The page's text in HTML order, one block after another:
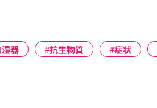
当初は、療養中の山下さんを激励す
器 抗生物質 症状